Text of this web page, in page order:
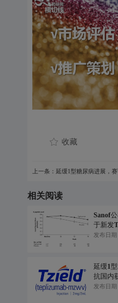
收藏
上一条：延缓1型糖尿病进展，
相关阅读
Sanof
于新发
床结果
发布日期
延缓1
抗国内
发布日期